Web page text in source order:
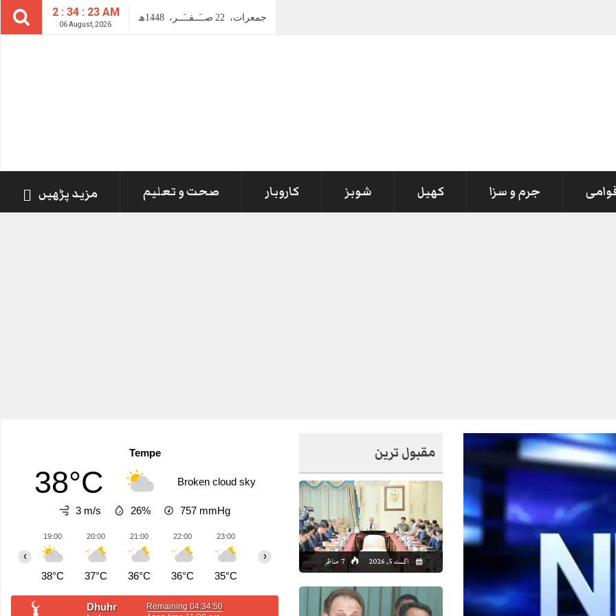
2 : 34 : 24 AM
06 August, 2026
جمعرات، 22 صــَــفــَــر، 1448ھ
جرم و سزا کھیل شوبز کاروبار صحت و تعلیم مزید پڑھیں
مقبول ترین
اگست 5, 2026 7 مناظر
Tempe
38°C Broken cloud sky
3 m/s 26% 757 mmHg
19:00
38°C
20:00
37°C
21:00
36°C
22:00
36°C
23:00
35°C
01:00
34°C
02:00
33°C
03:00
33°C
04:00
32°C
05:00
32°C 31°C
07:00
32°C
‹ ›